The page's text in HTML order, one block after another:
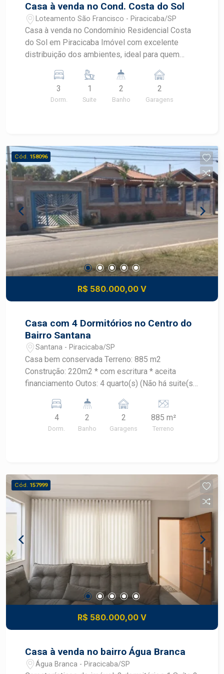
Casa à venda no Cond. Costa do Sol
Loteamento São Francisco - Piracicaba/SP
Casa à venda no Condomínio Residencial Costa
do Sol em Piracicaba Imóvel com excelente
distribuição dos ambientes, ideal para quem
em condomínio fechado. - Terreno com 200,00 m²
térreo: - Sala para 02 ambientes - Cozinha
perfeito para lazer, espaço gourmet ou futuras
ampliações. Excelente oportunidade para morar
com segurança e tranquilidade em uma ótima
localização. Agende sua visita!
3
Dorm.
1
Suite
2
Banho
2
Garagens
Cód. 158096
R$ 580.000,00 V
Casa com 4 Dormitórios no Centro do
Bairro Santana
Santana - Piracicaba/SP
Casa bem conservada Terreno: 885 m2
Construção: 220m2 * com escritura * aceita
financiamento Outos: 4 quarto(s) (Não há suite(s))
condicionados Piscina Área gourmet Área de
dispensa Canil Árvores frutíferas ótima
oportunidade no Bairro, Raridade de imóvel
4
Dorm.
2
Banho
2
Garagens
885 m²
Terreno
Cód. 157999
R$ 580.000,00 V
Casa à venda no bairro Água Branca
Água Branca - Piracicaba/SP